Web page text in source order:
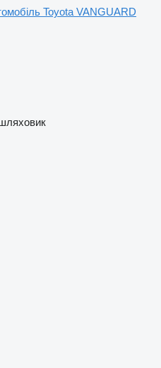
Toyota VANGUARD